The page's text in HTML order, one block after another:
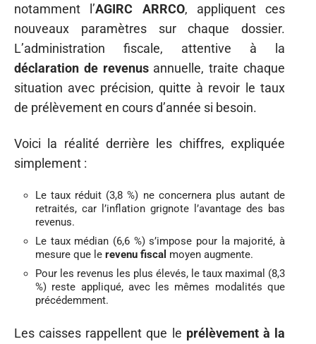
notamment l’AGIRC ARRCO, appliquent ces
nouveaux paramètres sur chaque dossier.
L’administration fiscale, attentive à la
déclaration de revenusannuelle, traite chaque
situation avec précision, quitte à revoir le taux
de prélèvement en cours d’année si besoin.
Voici la réalité derrière les chiffres, expliquée
simplement :
Le taux réduit (3,8 %) ne concernera plus autant de
retraités, car l’inflation grignote l’avantage des bas
revenus.
Le taux médian (6,6 %) s’impose pour la majorité, à
mesure que le revenu fiscal moyen augmente.
Pour les revenus les plus élevés, le taux maximal (8,3
%) reste appliqué, avec les mêmes modalités que
précédemment.
Les caisses rappellent que le prélèvement à la